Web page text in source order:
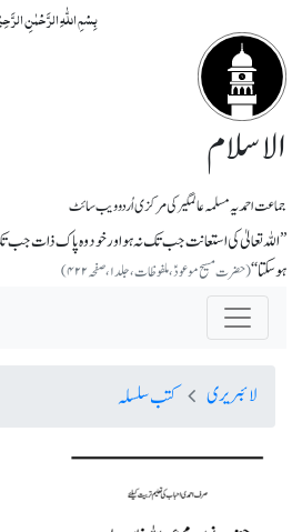
بِسۡمِ اللّٰہِ الرَّحۡمٰنِ
الاسلام
جماعت احمدیہ مسلمہ عالمگیر کی مرکزی اُردو ویب سائٹ
’’اللہ تعالیٰ کی استعانت جب تک نہ ہو اور خود وہ پاک ذات
ہوسکتا‘‘(حضرت مسیح موعودؑ، ملفوظات، جلد۱، صفحہ ۴۲۲)
لائبریری کتب سلسلہ